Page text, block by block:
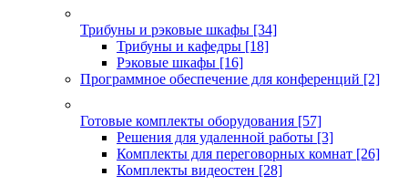
Трибуны и рэковые шкафы [34]
Трибуны и кафедры [18]
Рэковые шкафы [16]
Программное обеспечение для конференций [2]
Готовые комплекты оборудования [57]
Решения для удаленной работы [3]
Комплекты для переговорных комнат [26]
Комплекты видеостен [28]